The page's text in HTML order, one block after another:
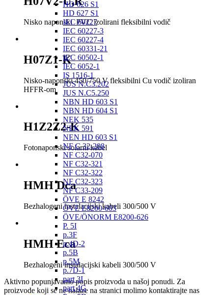
HD 626 S1
HD 627 S1
IEC 60227
IEC 60227-3
IEC 60227-4
IEC 60331-21
IEC 60502-1
IEC 6052-1
IS 1516-1
JUS N.C3.202
JUS N.C5.250
NBN HD 603 S1
NBN HD 604 S1
NEK 535
NEK 591
NEN HD 603 S1
NF C 32-208
NF C32-070
NF C32-321
NF C32-322
NF C32-323
NF C33-209
ÖVE E 8242
ÖVE E8200-603
ÖVE/ÖNORM E8200-626
P. 5I
p.3F
p.4D-2
p.5B
p.5M
p.7D-1
part 3I
part 4G
Nisko naponski PVC izolirani fleksibilni vodič
H07Z1-K
Nisko-naponski 450/750 V fleksibilni Cu vodič izoliran
HFFR-om
H1Z2Z2-K
Fotonaponski solarni kabel
HMH Dca
Bezhalogeni instalacijski kabeli 300/500 V
HMH Eca
Bezhalogeni instalacijski kabeli 300/500 V
Aktivno popunjavamo popis proizvoda u našoj ponudi. Za
proizvode koji se ne nalaze na stranici molimo kontaktirajte nas